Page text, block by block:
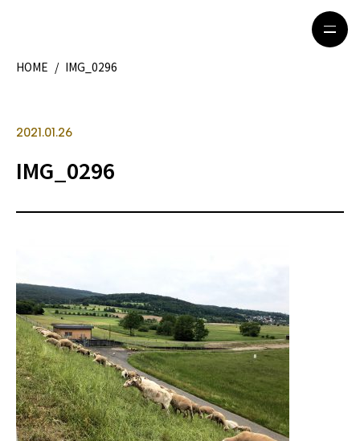
観光ガイド
ライフスタイル
ライター募集
HOME / IMG_0296
2021.01.26
IMG_0296